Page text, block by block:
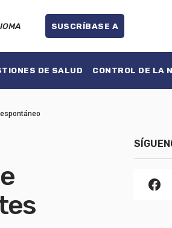
SUSCRÍBASE A
DE SALUD CONTROL DE LA